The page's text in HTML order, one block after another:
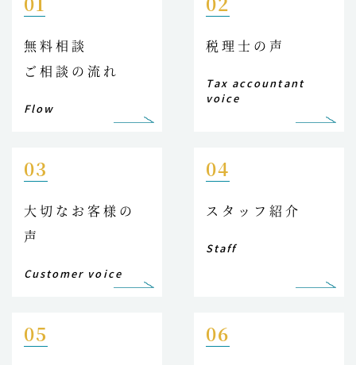
無料相談
ご相談の流れ
Flow
税理士の声
Tax accountant
voice
03
大切なお客様の
声
Customer voice
04
スタッフ紹介
Staff
05 06